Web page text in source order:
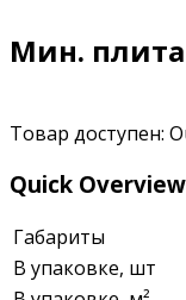
Мин. плита
Товар доступен:
Quick Overview
Габариты
В упаковке, шт